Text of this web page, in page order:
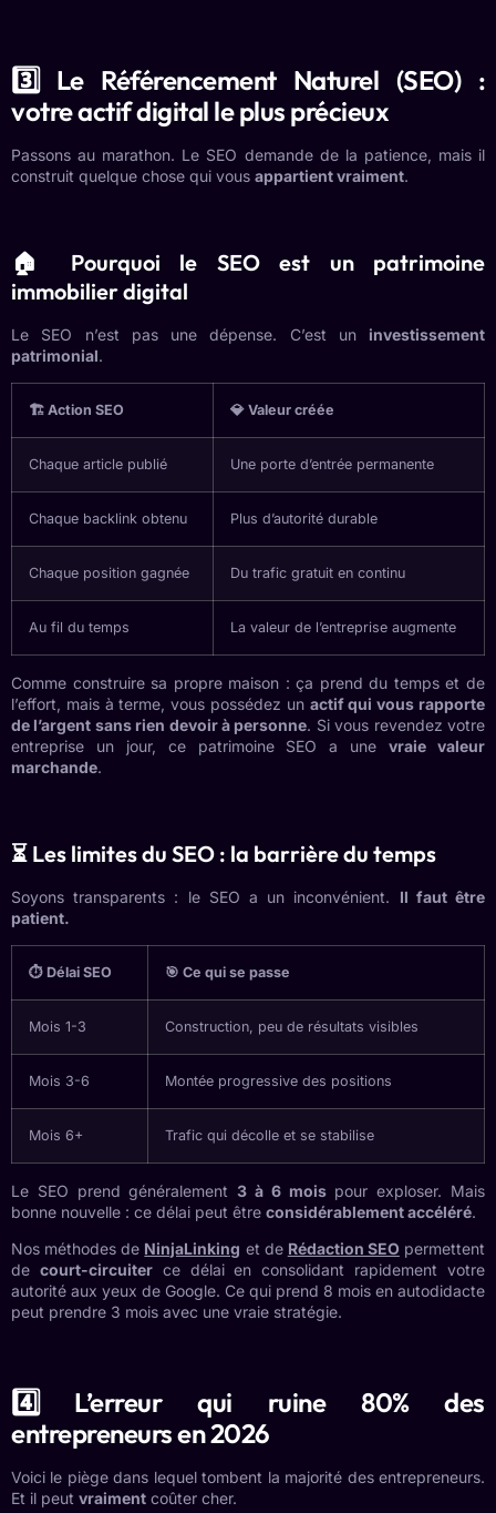
3️⃣ Le Référencement Naturel (SEO) :
votre actif digital le plus précieux
Passons au marathon. Le SEO demande de la patience, mais il
construit quelque chose qui vous appartient vraiment.
🏠 Pourquoi le SEO est un patrimoine
immobilier digital
Le SEO n’est pas une dépense. C’est un investissement
patrimonial.
🏗️ Action SEO 💎 Valeur créée
Chaque article publié Une porte d’entrée permanente
Chaque backlink obtenu Plus d’autorité durable
Chaque position gagnée Du trafic gratuit en continu
Au fil du temps La valeur de l’entreprise augmente
Comme construire sa propre maison : ça prend du temps et de
l’effort, mais à terme, vous possédez un actif qui vous rapporte
de l’argent sans rien devoir à personne. Si vous revendez votre
entreprise un jour, ce patrimoine SEO a unevraie valeur
marchande.
⏳ Les limites du SEO : la barrière du temps
Soyons transparents : le SEO a un inconvénient. Il faut être
patient.
⏱️ Délai SEO 🎯 Ce qui se passe
Mois 1-3 Construction, peu de résultats visibles
Mois 3-6 Montée progressive des positions
Mois 6+ Trafic qui décolle et se stabilise
Le SEO prend généralement3 à 6 moispour exploser. Mais
bonne nouvelle : ce délai peut être considérablement accéléré.
Nos méthodes de NinjaLinking et de Rédaction SEO permettent
de court-circuiterce délai en consolidant rapidement votre
autorité aux yeux de Google. Ce qui prend 8 mois en autodidacte
peut prendre 3 mois avec une vraie stratégie.
4️⃣ L’erreur qui ruine 80% des
entrepreneurs en 2026
Voici le piège dans lequel tombent la majorité des entrepreneurs.
Et il peut vraiment coûter cher.